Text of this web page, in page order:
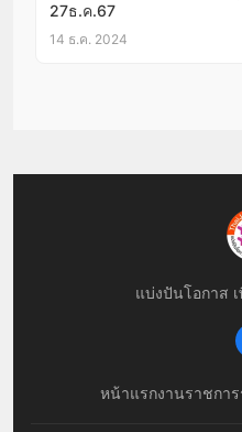
27ธ.ค.67
14 ธ.ค. 2024
แบ่งปันโอกาส
หน้าแรกงานราชการ